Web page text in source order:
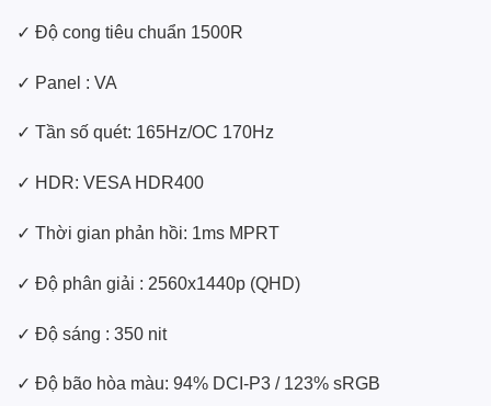
✓ Độ cong tiêu chuẩn 1500R
✓ Panel : VA
✓ Tần số quét: 165Hz/OC 170Hz
✓ HDR: VESA HDR400
✓ Thời gian phản hồi: 1ms MPRT
✓ Độ phân giải : 2560x1440p (QHD)
✓ Độ sáng : 350 nit
✓ Độ bão hòa màu: 94% DCI-P3 / 123% sRGB